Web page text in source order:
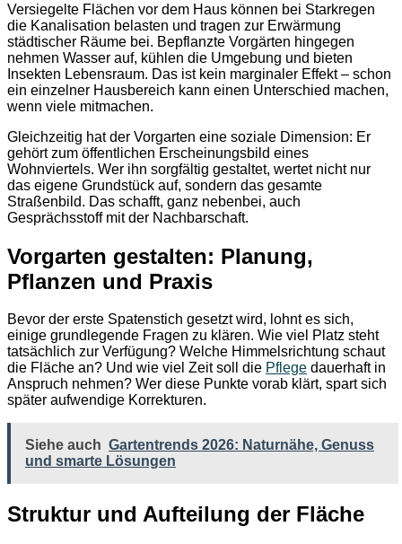
Versiegelte Flächen vor dem Haus können bei Starkregen
die Kanalisation belasten und tragen zur Erwärmung
städtischer Räume bei. Bepflanzte Vorgärten hingegen
nehmen Wasser auf, kühlen die Umgebung und bieten
Insekten Lebensraum. Das ist kein marginaler Effekt – schon
ein einzelner Hausbereich kann einen Unterschied machen,
wenn viele mitmachen.
Gleichzeitig hat der Vorgarten eine soziale Dimension: Er
gehört zum öffentlichen Erscheinungsbild eines
Wohnviertels. Wer ihn sorgfältig gestaltet, wertet nicht nur
das eigene Grundstück auf, sondern das gesamte
Straßenbild. Das schafft, ganz nebenbei, auch
Gesprächsstoff mit der Nachbarschaft.
Vorgarten gestalten: Planung,
Pflanzen und Praxis
Bevor der erste Spatenstich gesetzt wird, lohnt es sich,
einige grundlegende Fragen zu klären. Wie viel Platz steht
tatsächlich zur Verfügung? Welche Himmelsrichtung schaut
die Fläche an? Und wie viel Zeit soll die Pflege dauerhaft in
Anspruch nehmen? Wer diese Punkte vorab klärt, spart sich
später aufwendige Korrekturen.
Siehe auch Gartentrends 2026: Naturnähe, Genuss
und smarte Lösungen
Struktur und Aufteilung der Fläche